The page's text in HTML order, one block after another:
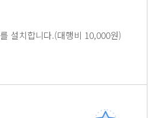
설치합니다.(대행비 10,000원)